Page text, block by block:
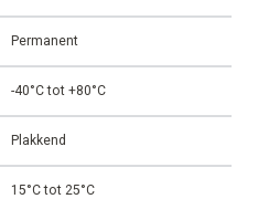
Permanent
-40°C tot +80°C
Plakkend
15°C tot 25°C